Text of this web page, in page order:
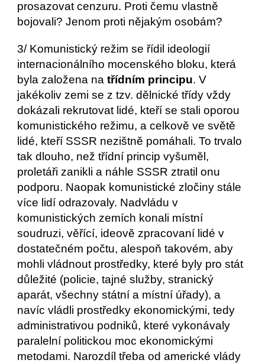
prosazovat cenzuru. Proti čemu vlastně
bojovali? Jenom proti nějakým osobám?
3/ Komunistický režim se řídil ideologií
internacionálního mocenského bloku, která
byla založena na třídním principu. V
jakékoliv zemi se z tzv. dělnické třídy vždy
dokázali rekrutovat lidé, kteří se stali oporou
komunistického režimu, a celkově ve světě
lidé, kteří SSSR nezištně pomáhali. To trvalo
tak dlouho, než třídní princip vyšuměl,
proletáři zanikli a náhle SSSR ztratil onu
podporu. Naopak komunistické zločiny stále
více lidí odrazovaly. Nadvládu v
komunistických zemích konali místní
soudruzi, věřící, ideově zpracovaní lidé v
dostatečném počtu, alespoň takovém, aby
mohli vládnout prostředky, které byly pro stát
důležité (policie, tajné služby, stranický
aparát, všechny státní a místní úřady), a
navíc vládli prostředky ekonomickými, tedy
administrativou podniků, které vykonávaly
paralelní politickou moc ekonomickými
metodami. Narozdíl třeba od americké vlády